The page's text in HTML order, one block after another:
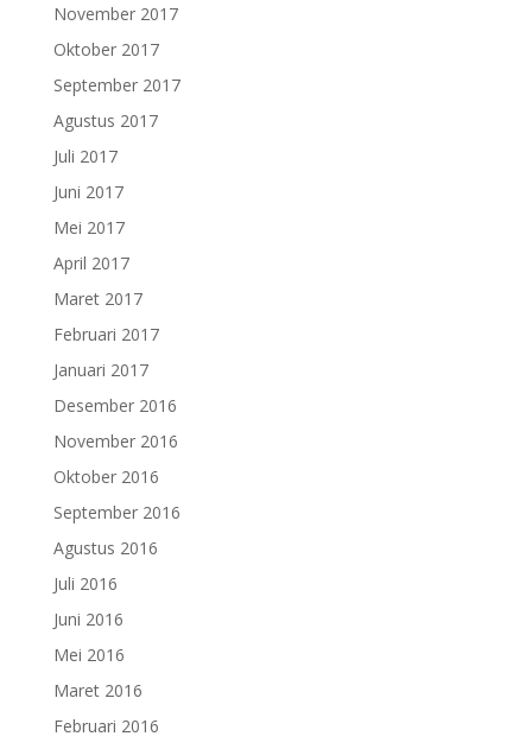
November 2017
Oktober 2017
September 2017
Agustus 2017
Juli 2017
Juni 2017
Mei 2017
April 2017
Maret 2017
Februari 2017
Januari 2017
Desember 2016
November 2016
Oktober 2016
September 2016
Agustus 2016
Juli 2016
Juni 2016
Mei 2016
Maret 2016
Februari 2016